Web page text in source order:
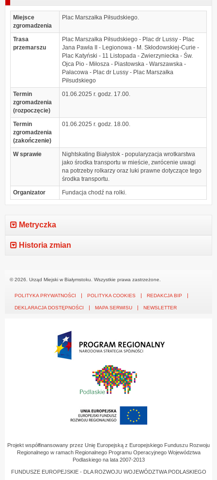
Miejsce
zgromadzenia
Plac Marszałka Piłsudskiego.
Trasa
przemarszu
Plac Marszałka Piłsudskiego - Plac dr Lussy - Plac
Jana Pawła II - Legionowa - M. Skłodowskiej-Curie -
Plac Katyński - 11 Listopada - Zwierzyniecka - Św.
Ojca Pio - Miłosza - Piastowska - Warszawska -
Pałacowa - Plac dr Lussy - Plac Marszałka
Piłsudskiego
Termin
zgromadzenia
(rozpoczęcie)
01.06.2025 r. godz. 17.00.
Termin
zgromadzenia
(zakończenie)
01.06.2025 r. godz. 18.00.
W sprawie
Nightskating Białystok - popularyzacja wrotkarstwa
jako środka transportu w mieście, zwrócenie uwagi
na potrzeby rolkarzy oraz luki prawne dotyczące tego
środka transportu.
Organizator
Fundacja chodź na rolki.
Metryczka
Historia zmian
© 2026. Urząd Miejski w Białymstoku. Wszystkie prawa zastrzeżone.
POLITYKA PRYWATNOŚCI POLITYKA COOKIES REDAKCJA BIP
DEKLARACJA DOSTĘPNOŚCI MAPA SERWISU NEWSLETTER
Projekt współfinansowany przez Unię Europejską z Europejskiego Funduszu Rozwoju
Regionalnego w ramach Regionalnego Programu Operacyjnego Województwa
Podlaskiego na lata 2007-2013
FUNDUSZE EUROPEJSKIE - DLA ROZWOJU WOJEWÓDZTWA PODLASKIEGO